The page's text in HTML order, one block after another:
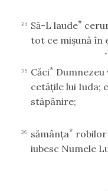
34 Să-L laude*
tot ce mişună în
*
35 Căci* Dumnezeu
cetăţile lui Iuda;
stăpânire;
36 sămânţa* robilor
iubesc Numele